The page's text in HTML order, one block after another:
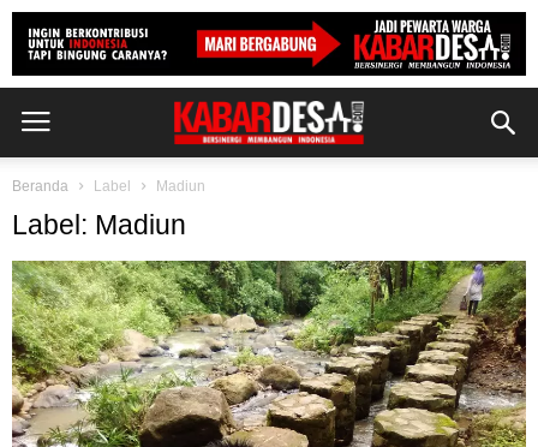
Beranda Label Madiun
Label: Madiun